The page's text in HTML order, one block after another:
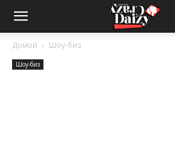
Crazy-
Daizy
Домой Шоу-биз
Шоу-биз